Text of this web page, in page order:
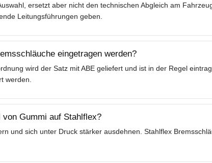
ersetzt aber nicht den technischen Abgleich am
Leitungsführungen geben.
eingetragen werden?
wird der Satz mit ABE geliefert und ist in der Regel
werden.
Gummi auf Stahlflex?
und sich unter Druck stärker ausdehnen. Stahlflex